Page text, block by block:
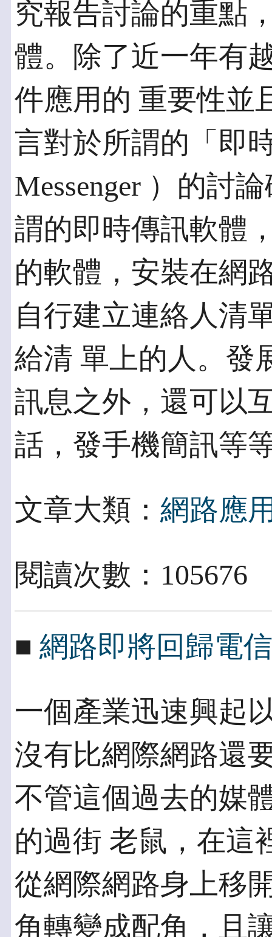
究報告討論的重點
體。除了近一年有
件應用的 重要性並
言對於所謂的「即
Messenger ）的討
謂的即時傳訊軟體
的軟體，安裝在網
自行建立連絡人清
給清 單上的人。發
訊息之外，還可以
話，發手機簡訊等
文章大類： 網路應
閱讀次數：
■ 網路即將回歸電
一個產業迅速興起
沒有比網際網路還
不管這個過去的媒
的過街 老鼠，在這
從網際網路身上移
角轉變成配角，且